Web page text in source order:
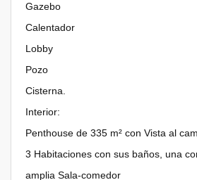
Gazebo
Calentador
Lobby
Pozo
Cisterna.
Interior:
Penthouse de 335 m² con Vista al
3 Habitaciones con sus baños, una
amplia Sala-comedor